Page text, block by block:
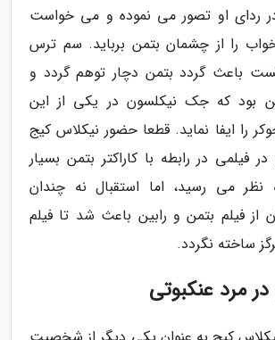
ردای او تصور می نموده و می خواست
را از چشمان بتمن برباید. سم ترس
باعث گردد بتمن دچار توهم گردد و
بود که جک نیکلسون در یکی از این
را ایفا نماید. قطعا حضور نیکلاس کیج
فیلمی در رابطه با کاراکتر بتمن بسیار
نظر می رسید، اما استقبال نه چندان
از فیلم بتمن و رابین باعث شد تا فیلم
ساخته نگردد.
مرد عنکبوتی